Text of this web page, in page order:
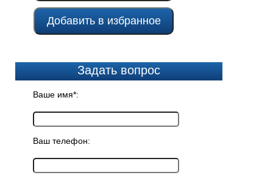
Добавить в избранное
Задать вопрос
Ваше имя*:
Ваш телефон: